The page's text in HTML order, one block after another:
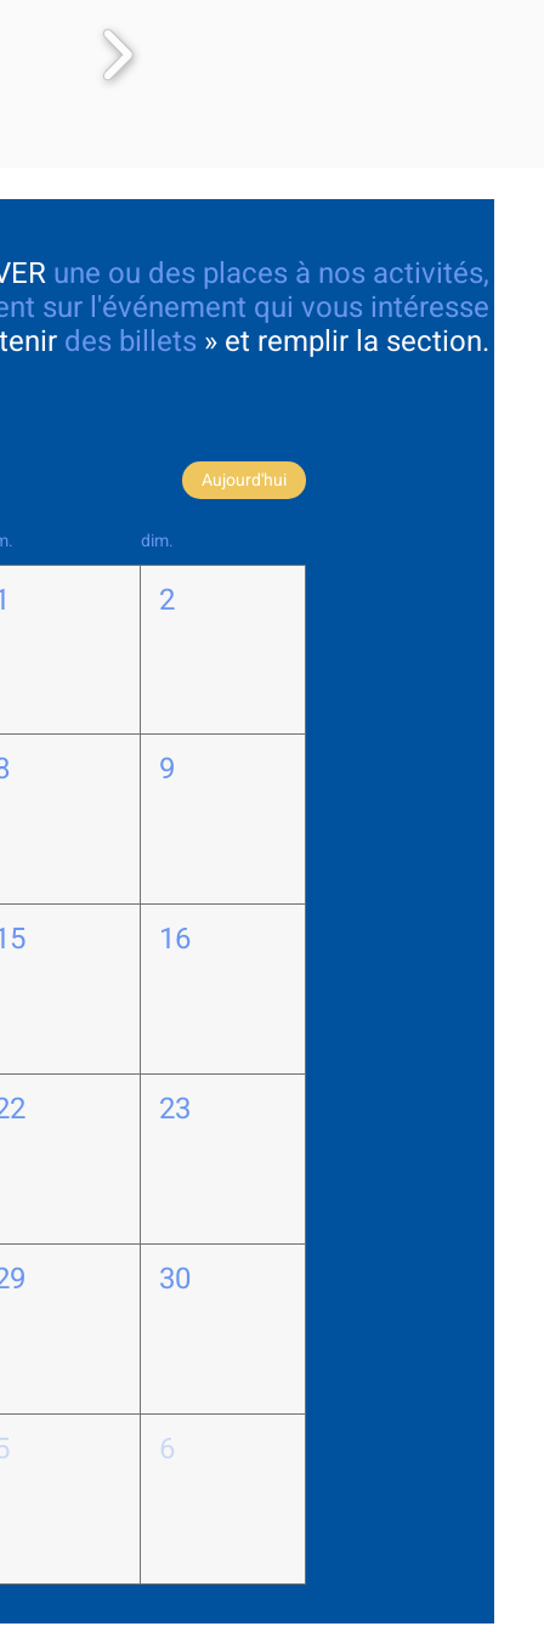
une ou des places à nos activités,
sur l'événement qui vous intéresse
des billets » et remplir la section.
Aujourd'hui
dim.
2
9
16
23
30
6